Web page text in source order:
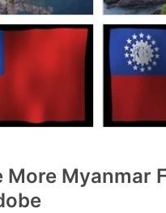
More Myanmar